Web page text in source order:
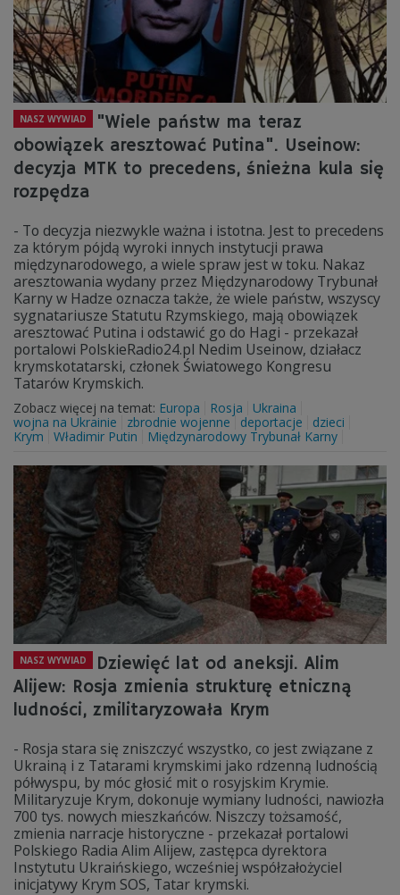
NASZ WYWIAD
"Wiele państw ma teraz
obowiązek aresztować Putina". Useinow:
decyzja MTK to precedens, śnieżna kula się
rozpędza
- To decyzja niezwykle ważna i istotna. Jest to precedens
za którym pójdą wyroki innych instytucji prawa
międzynarodowego, a wiele spraw jest w toku. Nakaz
aresztowania wydany przez Międzynarodowy Trybunał
Karny w Hadze oznacza także, że wiele państw, wszyscy
sygnatariusze Statutu Rzymskiego, mają obowiązek
aresztować Putina i odstawić go do Hagi - przekazał
portalowi PolskieRadio24.pl Nedim Useinow, działacz
krymskotatarski, członek Światowego Kongresu
Tatarów Krymskich.
Zobacz więcej na temat: Europa Rosja
Ukraina
wojna na Ukrainie
zbrodnie wojenne deportacje
dzieci
Krym
Władimir Putin Międzynarodowy Trybunał Karny
NASZ WYWIAD
Dziewięć lat od aneksji. Alim
Alijew: Rosja zmienia strukturę etniczną
ludności, zmilitaryzowała Krym
- Rosja stara się zniszczyć wszystko, co jest związane z
Ukrainą i z Tatarami krymskimi jako rdzenną ludnością
półwyspu, by móc głosić mit o rosyjskim Krymie.
Militaryzuje Krym, dokonuje wymiany ludności, nawiozła
700 tys. nowych mieszkańców. Niszczy tożsamość,
zmienia narracje historyczne - przekazał portalowi
Polskiego Radia Alim Alijew, zastępca dyrektora
Instytutu Ukraińskiego, wcześniej współzałożyciel
inicjatywy Krym SOS, Tatar krymski.